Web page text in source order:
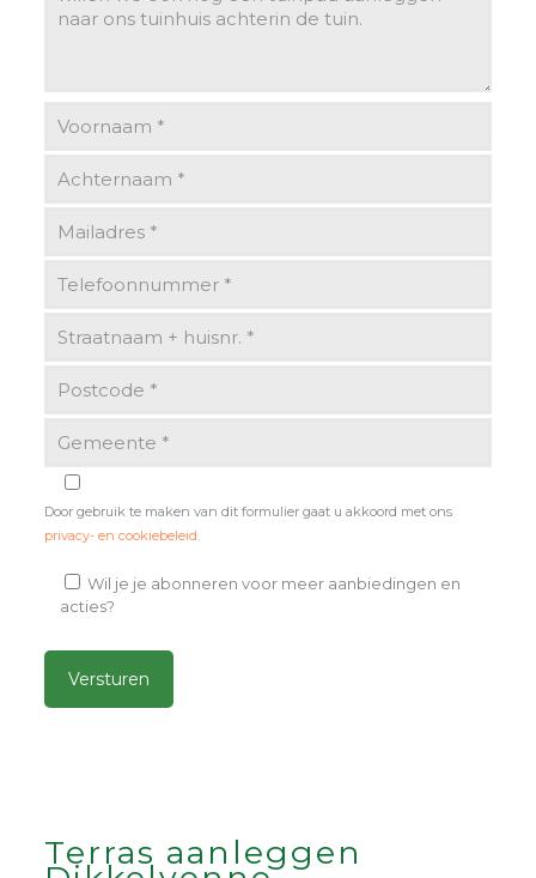
Door gebruik te maken van dit formulier gaat u akkoord met ons
privacy- en cookiebeleid
Wil je je abonneren voor meer aanbiedingen en
acties?
Terras aanleggen